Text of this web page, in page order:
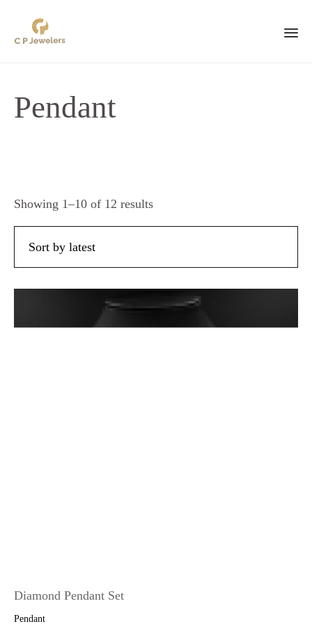
Pendant
Showing 1–10 of 12 resultsSorted
by
Diamond Pendant Set
Pendant